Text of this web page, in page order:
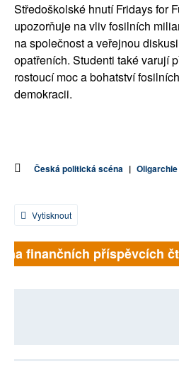
Středoškolské hnutí Fridays for
upozorňuje na vliv fosilních
na společnost a veřejnou
opatřeních. Studenti také varují
rostoucí moc a bohatství
demokracii.
Česká politická scéna | Oligarchie
Vytisknout
finančních příspěvcích